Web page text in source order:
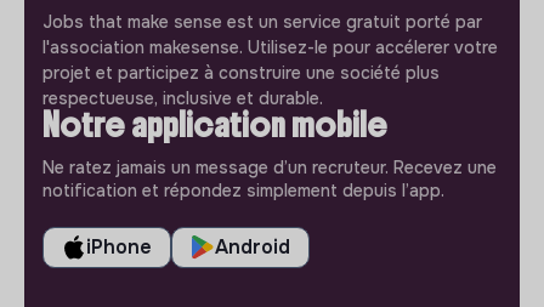
Jobs that make sense est un service gratuit porté par
l'association makesense. Utilisez-le pour accélerer votre
projet et participez à construire une société plus
respectueuse, inclusive et durable.
Notre application mobile
Ne ratez jamais un message d’un recruteur. Recevez une
notification et répondez simplement depuis l’app.
iPhone Android